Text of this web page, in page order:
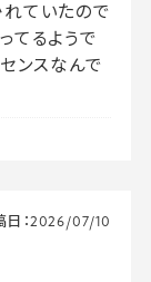
ていたので
てるようで
ンスなんで
：2026/07/10